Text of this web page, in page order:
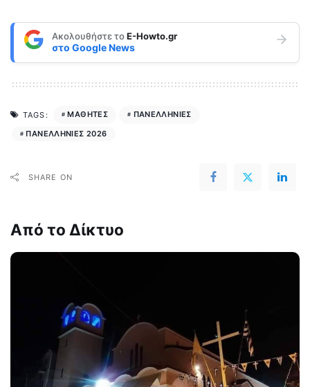
Ακολουθήστε τοE-Howto.gr
στο Google News
TAGS: ΜΑΘΗΤΕΣ
ΠΑΝΕΛΛΗΝΙΕΣ
ΠΑΝΕΛΛΗΝΙΕΣ 2026
SHARE ON
Από το Δίκτυο